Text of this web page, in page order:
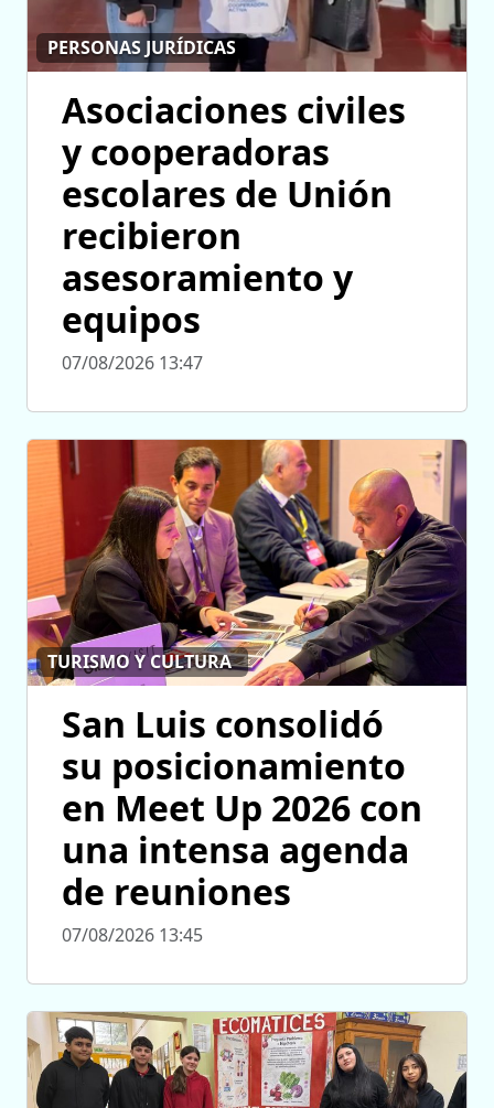
PERSONAS JURÍDICAS
Asociaciones civiles
y cooperadoras
escolares de Unión
recibieron
asesoramiento y
equipos
07/08/2026 13:47
TURISMO Y CULTURA
San Luis consolidó
su posicionamiento
en Meet Up 2026 con
una intensa agenda
de reuniones
07/08/2026 13:45